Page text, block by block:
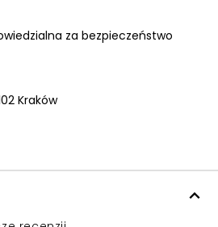
za bezpieczeństwo
Kraków